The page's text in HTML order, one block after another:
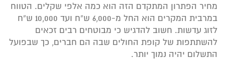
מחיר הפתרון המתקדם הזה הוא כמה אלפי שקלים. הטווח
במרבית המקרים הוא החל מ-6,000 ש”ח ועד 10,000 ש”ח
לזוג עדשות. חשוב להדגיש כי מבוטחים רבים זכאים
להשתתפות של קופת החולים שבה הם חברים, כך שבפועל
התשלום יהיה נמוך יותר.